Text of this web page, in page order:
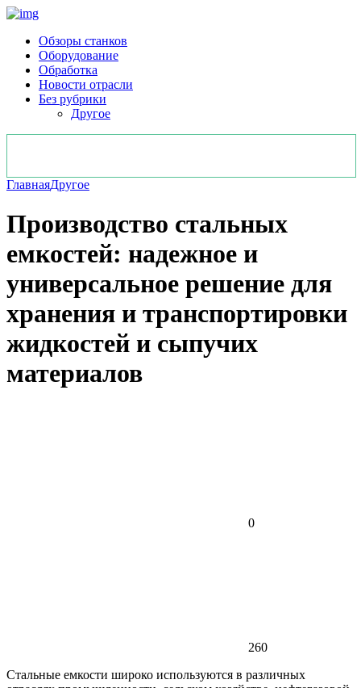
Обзоры станков
Оборудование
Обработка
Новости отрасли
Без рубрики
Другое
ГлавнаяДругое
Производство стальных
емкостей: надежное и
универсальное решение для
хранения и транспортировки
жидкостей и сыпучих
материалов
0
260
Стальные емкости широко используются в различных